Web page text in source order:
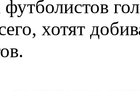
футболистов
хотят